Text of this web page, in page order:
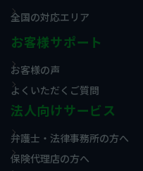
全国の対応エリア
お客様サポート
お客様の声
よくいただくご質問
法人向けサービス
弁護士・法律事務所の方へ
保険代理店の方へ